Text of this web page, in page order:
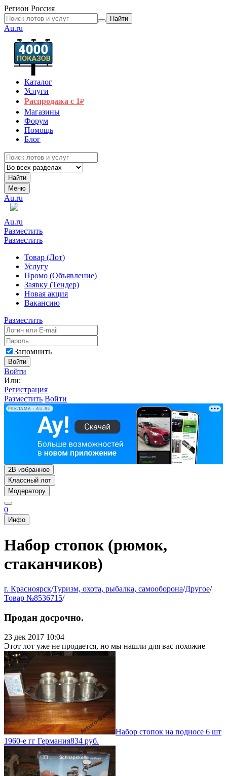
Регион Россия
Найти
Au.ru
Каталог
Услуги
Распродажа с 1₽
Магазины
Форум
Помощь
Блог
Найти
Меню
Au.ru
Au.ru
Разместить
Разместить
Товар (Лот)
Услугу
Промо (Объявление)
Заявку (Тендер)
Новая акция
Вакансию
Разместить
Запомнить
Войти
Войти
Или:
Регистрация
Разместить Войти
РЕКЛАМА • AU.RU
2В избранное
Классный лот
Модератору
0
Инфо
Набор стопок (рюмок,
стаканчиков)
г. Красноярск/Туризм, охота, рыбалка, самооборона/Другое/
Товар №8536715/
Продан досрочно.
23 дек 2017 10:04
Этот лот уже не продается, но мы нашли для вас похожие
Набор стопок на подносе 6 шт
1960-е гг Германия834 руб.